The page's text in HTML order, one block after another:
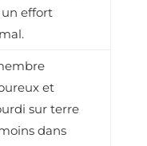
un effort
et
sur terre
dans